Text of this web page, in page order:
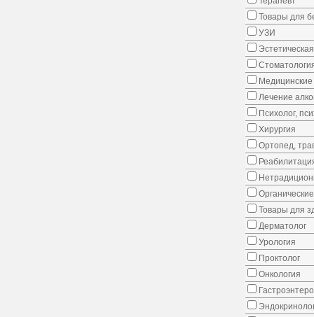
Товары для
УЗИ
Медицинские
Лечение
Психолог,
Хирургия
Ортопед,
Товары для
Дерматолог
Урология
Проктолог
Онкология